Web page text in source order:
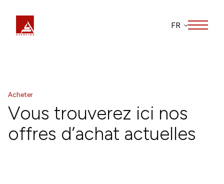
FR
Acheter
Vous trouverez ici nos
offres d’achat actuelles